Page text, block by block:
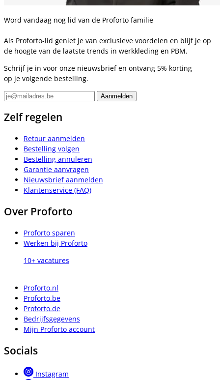
Word vandaag nog lid van de Proforto familie
Als Proforto-lid geniet je van exclusieve voordelen en blijf je op
de hoogte van de laatste trends in werkkleding en PBM.
Schrijf je in voor onze nieuwsbrief en ontvang 5% korting
op je volgende bestelling.
Zelf regelen
Retour aanmelden
Bestelling volgen
Bestelling annuleren
Garantie aanvragen
Nieuwsbrief aanmelden
Klantenservice (FAQ)
Over Proforto
Proforto sparen
Werken bij Proforto
10+ vacatures
Proforto.nl
Proforto.be
Proforto.de
Bedrijfsgegevens
Mijn Proforto account
Socials
Instagram